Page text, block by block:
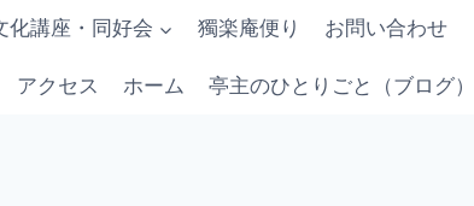
化講座・同好会 獨楽庵便り お問い合わせ
アクセス ホーム 亭主のひとりごと（ブログ）